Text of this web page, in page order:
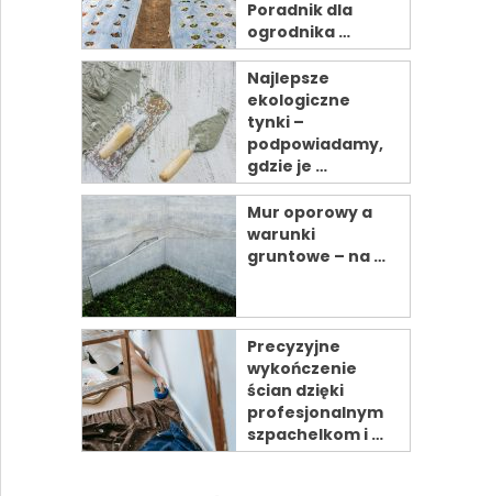
Poradnik dla
ogrodnika …
Najlepsze
ekologiczne
tynki –
podpowiadamy,
gdzie je …
Mur oporowy a
warunki
gruntowe – na …
Precyzyjne
wykończenie
ścian dzięki
profesjonalnym
szpachelkom i …